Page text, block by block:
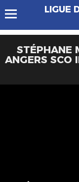
LIGUE
STÉPHANE
ANGERS SCO